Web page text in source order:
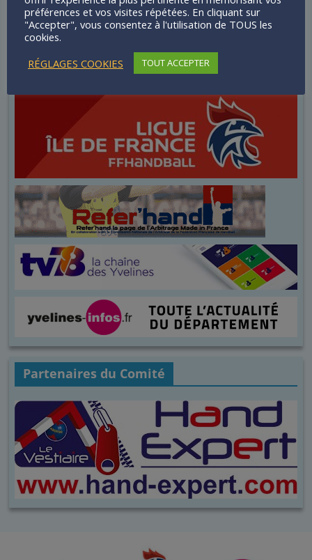
Partenaires du Comité
préférences et vos visites répétées. En cliquant sur
"Accepter", vous consentez à l'utilisation de TOUS les
cookies.
RÉGLAGES COOKIES
TOUT ACCEPTER